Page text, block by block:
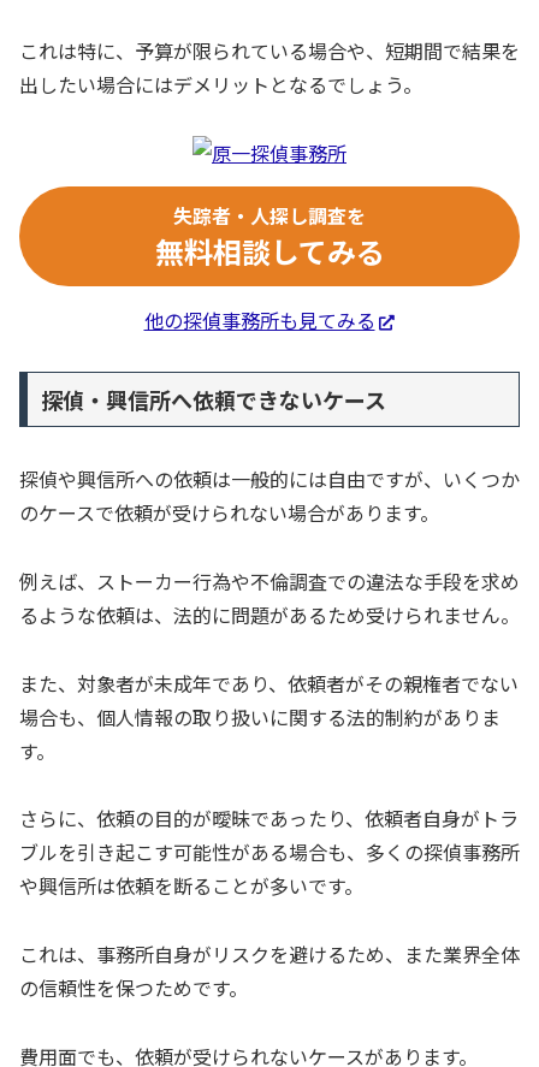
これは特に、予算が限られている場合や、短期間で結果を
出したい場合にはデメリットとなるでしょう。
失踪者・人探し調査を
無料相談してみる
他の探偵事務所も見てみる
探偵・興信所へ依頼できないケース
探偵や興信所への依頼は一般的には自由ですが、いくつか
のケースで依頼が受けられない場合があります。
例えば、ストーカー行為や不倫調査での違法な手段を求め
るような依頼は、法的に問題があるため受けられません。
また、対象者が未成年であり、依頼者がその親権者でない
場合も、個人情報の取り扱いに関する法的制約がありま
す。
さらに、依頼の目的が曖昧であったり、依頼者自身がトラ
ブルを引き起こす可能性がある場合も、多くの探偵事務所
や興信所は依頼を断ることが多いです。
これは、事務所自身がリスクを避けるため、また業界全体
の信頼性を保つためです。
費用面でも、依頼が受けられないケースがあります。